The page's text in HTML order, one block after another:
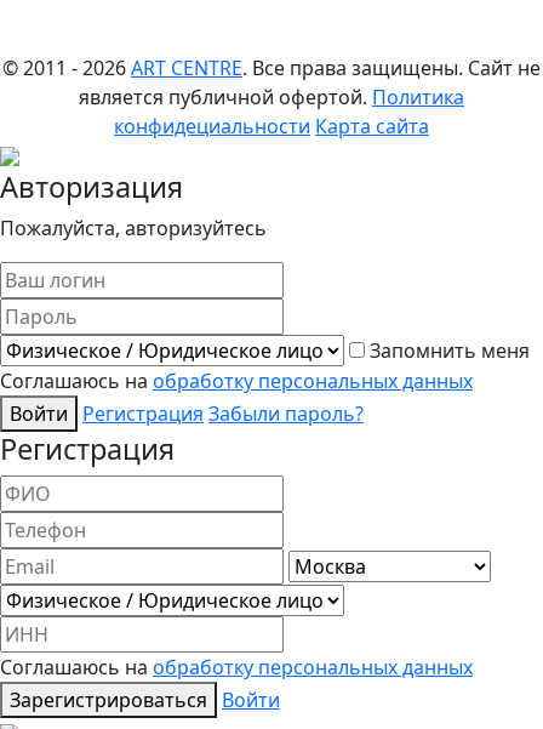
© 2011 - 2026ART CENTRE. Все права защищены. Сайт не
является публичной офертой. Политика
конфидециальности Карта сайта
Авторизация
Пожалуйста, авторизуйтесь
Запомнить меня
Соглашаюсь на обработку персональных данных
Войти
Регистрация Забыли пароль?
Регистрация
Соглашаюсь на обработку персональных данных
Зарегистрироваться
Войти